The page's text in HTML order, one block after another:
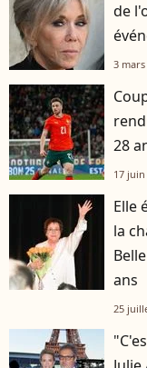
de
3 mars
28
17 juin
Elle
la
ans
25